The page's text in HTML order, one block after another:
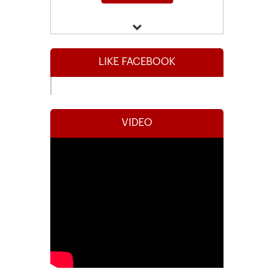
LIKE FACEBOOK
VIDEO